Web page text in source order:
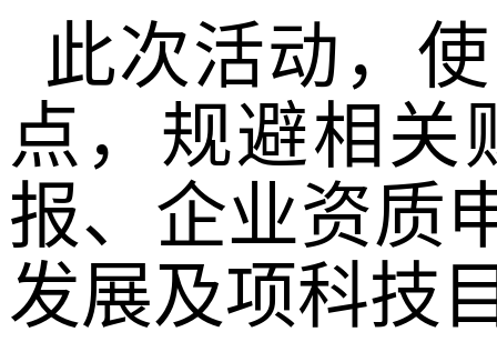
此次活动，
点，规避相关
报、企业资质
发展及项科技